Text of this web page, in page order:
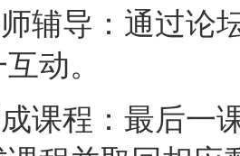
辅导：通过论
动。
课程：最后一